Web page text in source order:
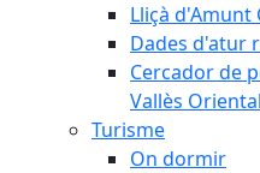
Lliçà d'Amunt
Dades d'atur
Cercador de
Vallès Oriental
Turisme
On dormir